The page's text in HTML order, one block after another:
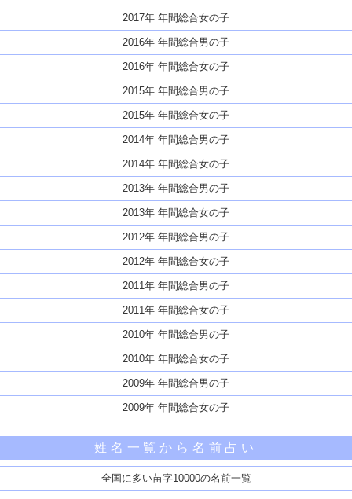
2017年 年間総合女の子
2016年 年間総合男の子
2016年 年間総合女の子
2015年 年間総合男の子
2015年 年間総合女の子
2014年 年間総合男の子
2014年 年間総合女の子
2013年 年間総合男の子
2013年 年間総合女の子
2012年 年間総合男の子
2012年 年間総合女の子
2011年 年間総合男の子
2011年 年間総合女の子
2010年 年間総合男の子
2010年 年間総合女の子
2009年 年間総合男の子
2009年 年間総合女の子
姓名一覧から名前占い
全国に多い苗字10000の名前一覧